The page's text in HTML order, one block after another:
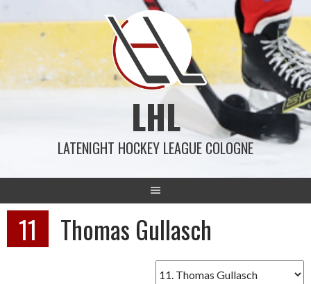
zum
LHL
LATENIGHT HOCKEY LEAGUE COLOGNE
11 Thomas Gullasch